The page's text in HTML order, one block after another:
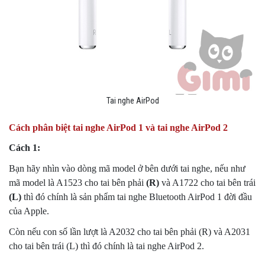
Tai nghe AirPod
Cách phân biệt tai nghe AirPod 1 và tai nghe AirPod 2
Cách 1:
Bạn hãy nhìn vào dòng mã model ở bên dưới tai nghe, nếu như
mã model là A1523 cho tai bên phải (R) và A1722 cho tai bên trái
(L) thì đó chính là sản phẩm tai nghe Bluetooth AirPod 1 đời đầu
của Apple.
Còn nếu con số lần lượt là A2032 cho tai bên phải (R) và A2031
cho tai bên trái (L) thì đó chính là tai nghe AirPod 2.